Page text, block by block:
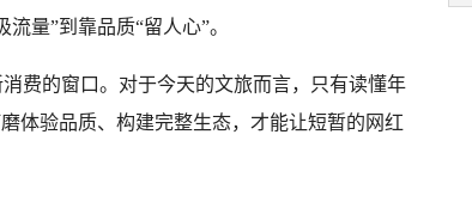
量”到靠品质“留人心”。
费的窗口。对于今天的文旅而言，只有读懂年
体验品质、构建完整生态，才能让短暂的网红